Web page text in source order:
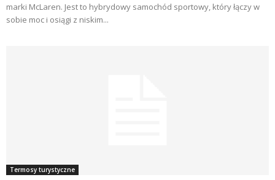
marki McLaren. Jest to hybrydowy samochód sportowy, który łączy w
sobie moc i osiągi z niskim...
Termosy turystyczne